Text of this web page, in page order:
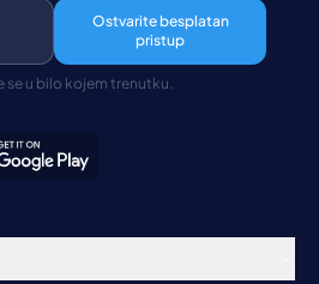
Ostvarite besplatan
pristup
se u bilo kojem trenutku.